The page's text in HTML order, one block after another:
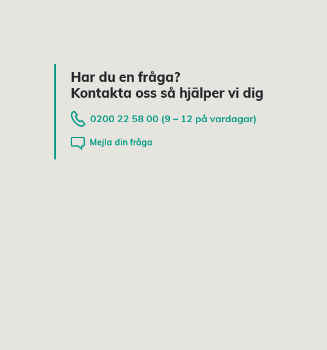
Har du en fråga?
Kontakta oss så hjälper vi dig
0200 22 58 00 (9 – 12 på vardagar)
Mejla din fråga